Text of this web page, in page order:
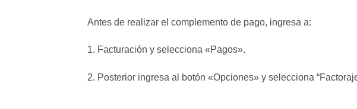
Antes de realizar el complemento de pago, ingresa a:
1. Facturación y selecciona «Pagos».
2. Posterior ingresa al botón «Opciones» y selecciona